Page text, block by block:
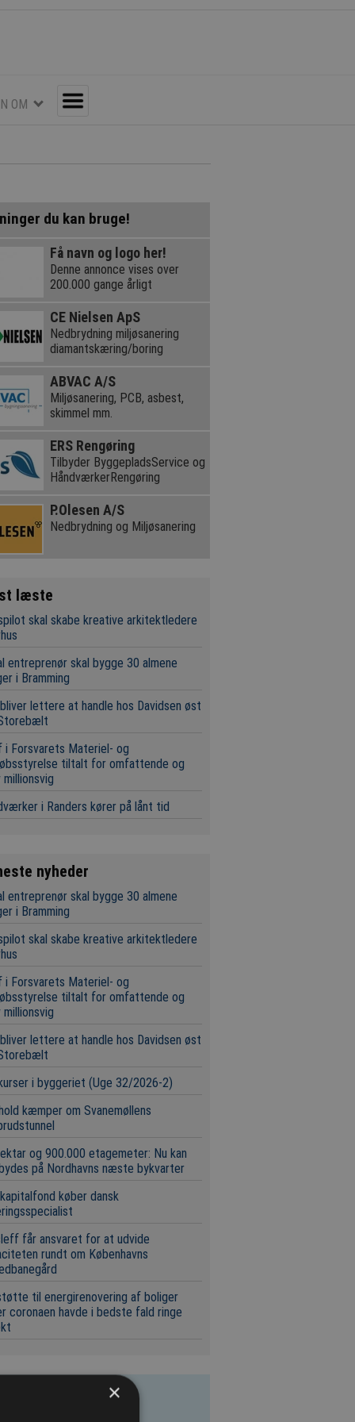
OM
du kan bruge!
Få navn og logo her!
Denne annonce vises over
200.000 gange årligt
CE Nielsen ApS
Nedbrydning miljøsanering
diamantskæring/boring
ABVAC A/S
Miljøsanering, PCB, asbest,
skimmel mm.
ERS Rengøring
Tilbyder ByggepladsService og
HåndværkerRengøring
P.Olesen A/S
Nedbrydning og Miljøsanering
læste
skal skabe kreative arkitektledere
entreprenør skal bygge 30 almene
i Bramming
lettere at handle hos Davidsen øst
i Forsvarets Materiel- og
tiltalt for omfattende og
millionsvig
i Randers kører på lånt tid
nyheder
entreprenør skal bygge 30 almene
i Bramming
skal skabe kreative arkitektledere
i Forsvarets Materiel- og
tiltalt for omfattende og
millionsvig
lettere at handle hos Davidsen øst
i byggeriet (Uge 32/2026-2)
kæmper om Svanemøllens
og 900.000 etagemeter: Nu kan
på Nordhavns næste bykvarter
køber dansk
får ansvaret for at udvide
rundt om Københavns
til energirenovering af boliger
coronaen havde i bedste fald ringe
×